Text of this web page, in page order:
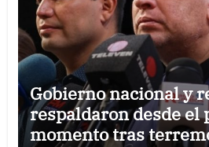
Gobierno nacional y
respaldaron desde el
momento tras